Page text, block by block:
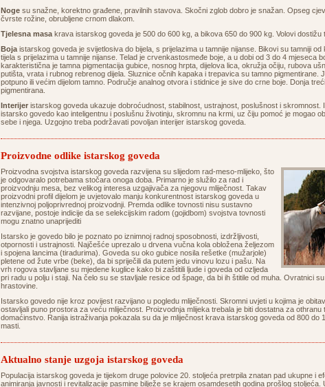
Noge su snažne, korektno građene, pravilnih stavova. Skočni zglob dobro je snažan. Opseg
čvrste rožine, obrubljene crnom dlakom.
Tjelesna masa krava istarskog goveda je 500 do 600 kg, a bikova 650 do 900 kg. Volovi dostižu
Boja istarskog goveda je svijetlosiva do bijela, s prijelazima u tamnije nijanse. Bikovi su tamniji
tijela s prijelazima u tamnije nijanse. Telad je crvenkastosmeđe boje, a u dobi od 3 do 4 mjeseca
karakteristična je tamna pigmentacija gubice, nosnog hrpta, dijelova lica, okružja očiju, rubova
putišta, vrata i rubnog rebrenog dijela. Sluznice očnih kapaka i trepavica su tamno pigmentirane.
potpuno ili većim dijelom tamno. Područje analnog otvora i stidnice je sive do crne boje. Donja
pigmentirana.
Interijer istarskog goveda ukazuje dobroćudnost, stabilnost, ustrajnost, poslušnost i skromnost.
istarsko govedo kao inteligentnu i poslušnu životinju, skromnu na krmi, uz čiju pomoć je mogao
sebe i njega. Uzgojno treba podržavati povoljan interijer istarskog goveda.
Proizvodne odlike istarskog goveda
Proizvodna svojstva istarskog goveda razvijena su slijedom rad-meso-mlijeko, što
je odgovaralo potrebama stočara onoga doba. Primarno je služilo za rad i
proizvodnju mesa, bez velikog interesa uzgajivača za njegovu mliječnost. Takav
proizvodni profil dijelom je uvjetovalo manju konkurentnost istarskog goveda u
intenzivnoj poljoprivrednoj proizvodnji. Premda odlike tovnosti nisu sustavno
razvijane, postoje indicije da se selekcijskim radom (gojidbom) svojstva tovnosti
mogu znatno unaprijediti
Istarsko je govedo bilo je poznato po iznimnoj radnoj sposobnosti, izdržljivosti,
otpornosti i ustrajnosti. Najčešće uprezalo u drvena vučna kola obložena željezom
i spojena lancima (tiradurima). Goveda su oko gubice nosila rešetke (mužarjole)
pletene od žute vrbe (beke), da bi spriječili da putem jedu vinovu lozu i pašu. Na
vrh rogova stavljane su mjedene kuglice kako bi zaštitili ljude i goveda od ozljeda
pri radu u polju i staji. Na čelo su se stavljale resice od špage, da bi ih štitile od muha. Ovratnici
hrastovine.
Istarsko govedo nije kroz povijest razvijano u pogledu mliječnosti. Skromni uvjeti u kojima je
ostavljali puno prostora za veću mliječnost. Proizvodnja mlijeka trebala je biti dostatna za
domaćinstvo. Ranija istraživanja pokazala su da je mliječnost krava istarskog goveda od 800 do
masti.
Aktualno stanje uzgoja istarskog goveda
Populacija istarskog goveda je tijekom druge polovice 20. stoljeća pretrpila znatan pad ukupne i
animiranja javnosti i revitalizacije pasmine bilježe se krajem osamdesetih godina prošlog stoljeća.